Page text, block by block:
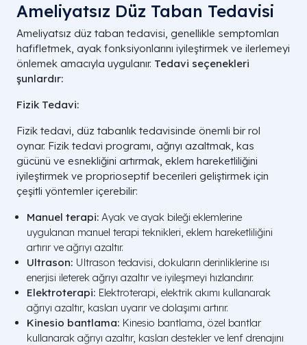
Ameliyatsız Düz Taban Tedavisi
Ameliyatsız düz taban tedavisi, genellikle semptomları
hafifletmek, ayak fonksiyonlarını iyileştirmek ve ilerlemeyi
önlemek amacıyla uygulanır. Tedavi seçenekleri
şunlardır:
Fizik Tedavi:
Fizik tedavi, düz tabanlık tedavisinde önemli bir rol
oynar. Fizik tedavi programı, ağrıyı azaltmak, kas
gücünü ve esnekliğini artırmak, eklem hareketliliğini
iyileştirmek ve proprioseptif becerileri geliştirmek için
çeşitli yöntemler içerebilir:
Manuel terapi: Ayak ve ayak bileği eklemlerine
uygulanan manuel terapi teknikleri, eklem hareketliliğini
artırır ve ağrıyı azaltır.
Ultrason: Ultrason tedavisi, dokuların derinliklerine ısı
enerjisi ileterek ağrıyı azaltır ve iyileşmeyi hızlandırır.
Elektroterapi: Elektroterapi, elektrik akımı kullanarak
ağrıyı azaltır, kasları uyarır ve dolaşımı artırır.
Kinesio bantlama: Kinesio bantlama, özel bantlar
kullanarak ağrıyı azaltır, kasları destekler ve lenf drenajını